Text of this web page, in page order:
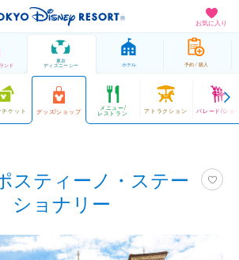
お気に入り
ンド
東京
ディズニーシー ホテル 予約 / 購入
チケット グッズ/ショップ メニュー/
レストラン アトラクション パレード/ショ
スティーノ・ステー
ショナリー